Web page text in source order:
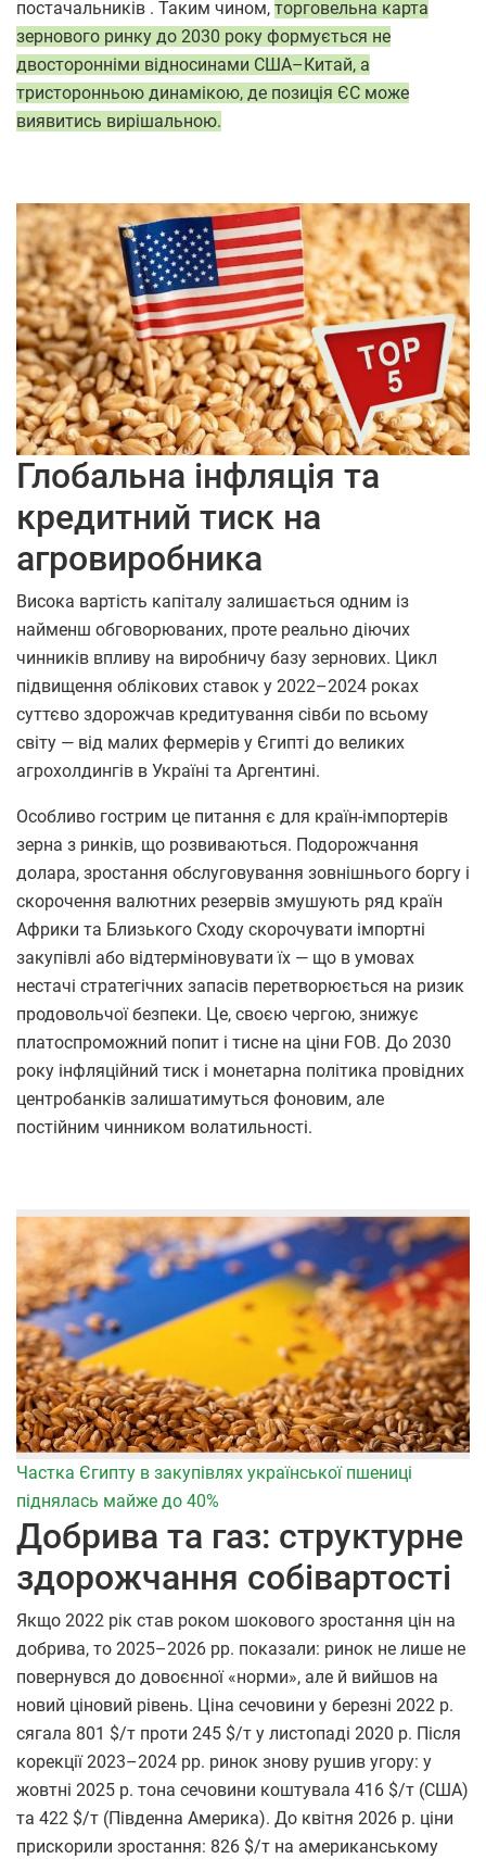
постачальників . Таким чином, торговельна карта
зернового ринку до 2030 року формується не
двосторонніми відносинами США–Китай, а
тристоронньою динамікою, де позиція ЄС може
виявитись вирішальною.
Глобальна інфляція та
кредитний тиск на
агровиробника
Висока вартість капіталу залишається одним із
найменш обговорюваних, проте реально діючих
чинників впливу на виробничу базу зернових. Цикл
підвищення облікових ставок у 2022–2024 роках
суттєво здорожчав кредитування сівби по всьому
світу — від малих фермерів у Єгипті до великих
агрохолдингів в Україні та Аргентині.
Особливо гострим це питання є для країн-імпортерів
зерна з ринків, що розвиваються. Подорожчання
долара, зростання обслуговування зовнішнього боргу і
скорочення валютних резервів змушують ряд країн
Африки та Близького Сходу скорочувати імпортні
закупівлі або відтерміновувати їх — що в умовах
нестачі стратегічних запасів перетворюється на ризик
продовольчої безпеки. Це, своєю чергою, знижує
платоспроможний попит і тисне на ціни FOB. До 2030
року інфляційний тиск і монетарна політика провідних
центробанків залишатимуться фоновим, але
постійним чинником волатильності.
Частка Єгипту в закупівлях української пшениці
піднялась майже до 40%
Добрива та газ: структурне
здорожчання собівартості
Якщо 2022 рік став роком шокового зростання цін на
добрива, то 2025–2026 рр. показали: ринок не лише не
повернувся до довоєнної «норми», але й вийшов на
новий ціновий рівень. Ціна сечовини у березні 2022 р.
сягала 801 $/т проти 245 $/т у листопаді 2020 р. Після
корекції 2023–2024 рр. ринок знову рушив угору: у
жовтні 2025 р. тона сечовини коштувала 416 $/т (США)
та 422 $/т (Південна Америка). До квітня 2026 р. ціни
прискорили зростання: 826 $/т на американському